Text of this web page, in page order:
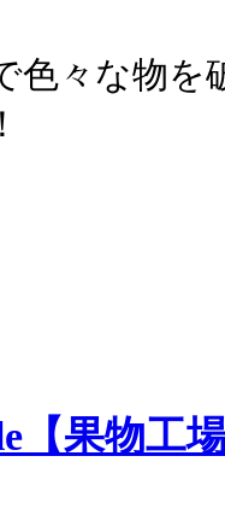
色々な物を
【果物工